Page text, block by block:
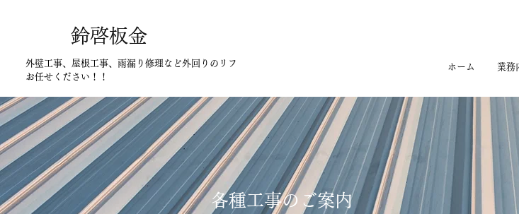
鈴啓板金
外壁工事、屋根工事、雨漏り修理など外回りのリフォームは
お任せください！！
ホーム 業務
各種工事のご案内